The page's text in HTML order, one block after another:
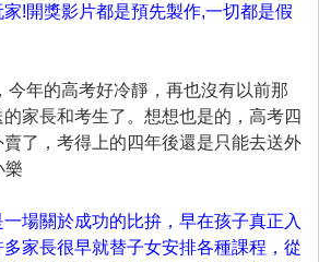
!開獎影片都是預先製作,一切都是假
今年的高考好冷靜，再也沒有以前那
家長和考生了。想想也是的，高考四
了，考得上的四年後還是只能去送外
樂
場關於成功的比拚，早在孩子真正入
家長很早就替子女安排各種課程，從